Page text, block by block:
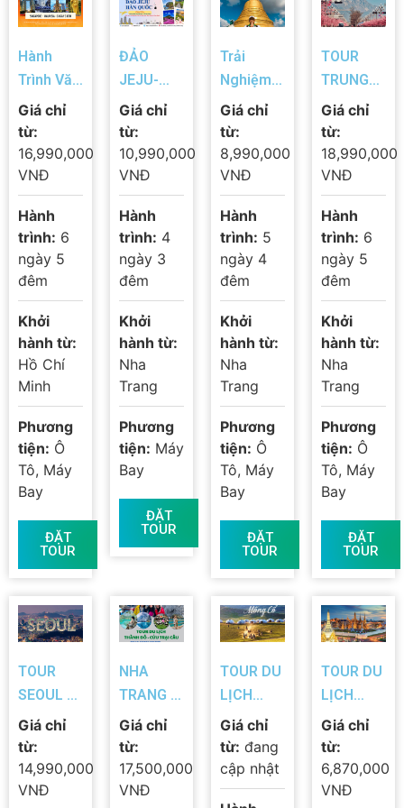
Hành
Trình Văn
Hóa Đa
Màu Sắc
SINGAPORE
–
MALAYSIA
Giá chỉ
từ:
16,990,000
VNĐ
Hành
trình: 6
ngày 5
đêm
Khởi
hành từ:
Hồ Chí
Minh
Phương
tiện: Ô
Tô, Máy
Bay
ĐẶT
TOUR
ĐẢO
JEJU-
HÀN
QUỐC:
NƠI TẠO
RA
NHỮNG
BẢN TÌNH
CA LÃNG
MẠN
Giá chỉ
từ:
10,990,000
VNĐ
Hành
trình: 4
ngày 3
đêm
Khởi
hành từ:
Nha
Trang
Phương
tiện: Máy
Bay
ĐẶT
TOUR
Trải
Nghiệm
Thái Lan
từ Nha
Trang
Đến
Bangkok
– Pattaya
2025
Giá chỉ
từ:
8,990,000
VNĐ
Hành
trình: 5
ngày 4
đêm
Khởi
hành từ:
Nha
Trang
Phương
tiện: Ô
Tô, Máy
Bay
ĐẶT
TOUR
TOUR
TRUNG
HOA DU
HÍ – MÙA
XUÂN
2025 |
Thượng
Hải – Tô
Châu –
Hàng
Châu – Ô
Trấn
6N5Đ
Giá chỉ
từ:
18,990,000
VNĐ
Hành
trình: 6
ngày 5
đêm
Khởi
hành từ:
Nha
Trang
Phương
tiện: Ô
Tô, Máy
Bay
ĐẶT
TOUR
TOUR
SEOUL –
NAMI –
NAMSAN
TOWER –
EVERLAND
Giá chỉ
từ:
14,990,000
VNĐ
NHA
TRANG –
THÀNH
ĐÔ –
CỬU TRẠI
CÂU –
Giá chỉ
từ:
17,500,000
VNĐ
TOUR DU
LỊCH
MÔNG
CỔ 8N7Đ
| KHÁM
PHÁ BẢN
Giá chỉ
từ: đang
cập nhật
TOUR DU
LỊCH
THÁI LAN
5 NGÀY 4
ĐÊM –
VƯỜN
Giá chỉ
từ:
6,870,000
VNĐ